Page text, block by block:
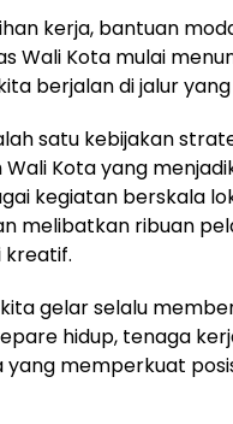
kerja, bantuan
Wali Kota mulai
berjalan di jalur
satu kebijakan
Kota yang
kegiatan berskala
melibatkan ribuan
kreatif.
gelar selalu
hidup, tenaga
yang memperkuat